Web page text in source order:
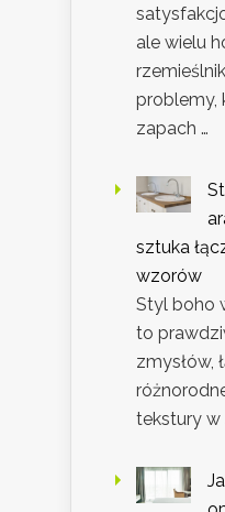
ale wielu
problemy,
zapach …
sztuka
wzorów
Styl boho
to
zmysłów,
tekstury w